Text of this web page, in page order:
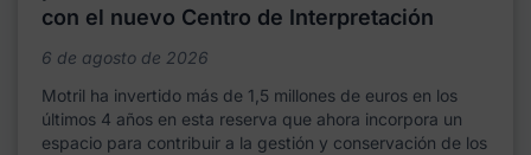
con el nuevo Centro de Interpretación
6 de agosto de 2026
Motril ha invertido más de 1,5 millones de euros en los
últimos 4 años en esta reserva que ahora incorpora un
espacio para contribuir a la gestión y conservación de los